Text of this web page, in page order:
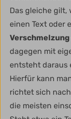
Das gleiche gilt,
einen Text oder
dagegen mit
entsteht daraus
Hierfür kann
richtet sich
die meisten